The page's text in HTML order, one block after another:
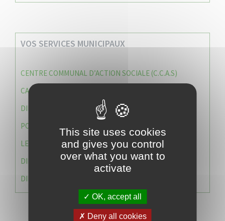
VOS SERVICES MUNICIPAUX
CENTRE COMMUNAL D’ACTION SOCIALE (C.C.A.S)
CAISSE DES ÉCOLES
DIRECTION DES SERVICES TECHNIQUES
POLICE MUNICIPALE
LE CABINET DU MAIRE
DIRECTION DES RESSOURCES ET MOYENS
DIRECTION DU DEVELLOPPEMENT URBAIN DURABL
This site uses cookies
and gives you control
over what you want to
activate
OK, accept all
Deny all cookies